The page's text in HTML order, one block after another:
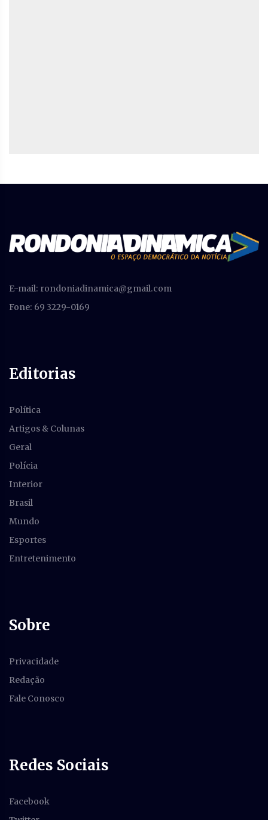
E-mail: rondoniadinamica@gmail.com
Fone: 69 3229-0169
Editorias
Política
Artigos & Colunas
Geral
Polícia
Interior
Brasil
Mundo
Esportes
Entretenimento
Sobre
Privacidade
Redação
Fale Conosco
Redes Sociais
Facebook